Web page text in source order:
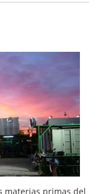
materias primas del